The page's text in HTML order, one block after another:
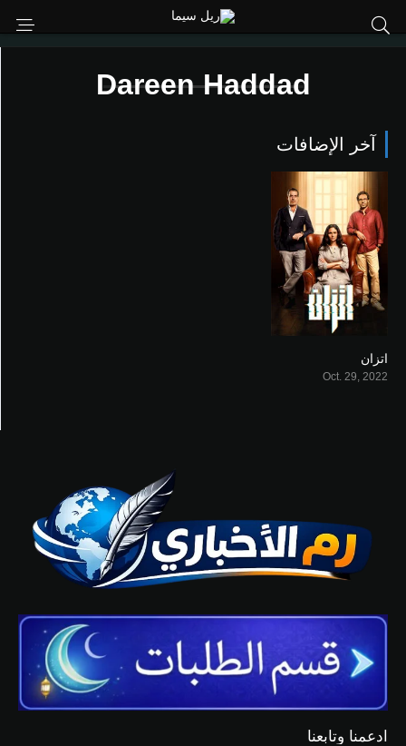
Dareen Haddad
آخر الإضافات
اتزان
Oct. 29, 2022
ادعمنا وتابعنا